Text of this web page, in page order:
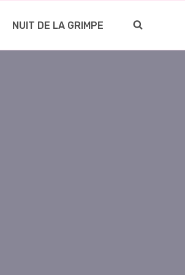
NUIT DE LA GRIMPE